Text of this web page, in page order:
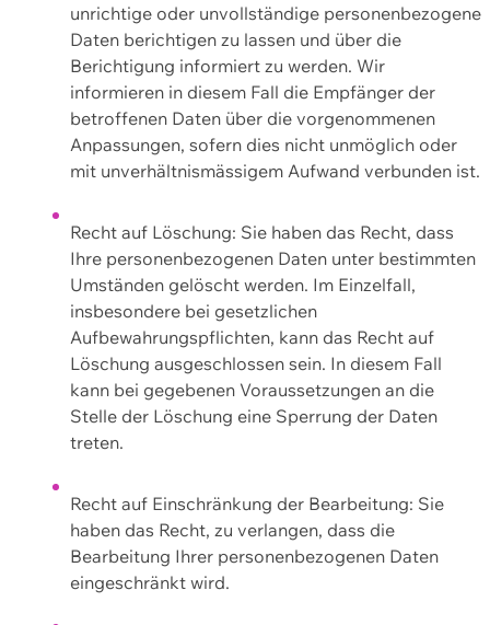
unrichtige oder unvollständige personenbezogene
Daten berichtigen zu lassen und über die
Berichtigung informiert zu werden. Wir
informieren in diesem Fall die Empfänger der
betroffenen Daten über die vorgenommenen
Anpassungen, sofern dies nicht unmöglich oder
mit unverhältnismässigem Aufwand verbunden ist.
Recht auf Löschung: Sie haben das Recht, dass
Ihre personenbezogenen Daten unter bestimmten
Umständen gelöscht werden. Im Einzelfall,
insbesondere bei gesetzlichen
Aufbewahrungspflichten, kann das Recht auf
Löschung ausgeschlossen sein. In diesem Fall
kann bei gegebenen Voraussetzungen an die
Stelle der Löschung eine Sperrung der Daten
treten.
Recht auf Einschränkung der Bearbeitung: Sie
haben das Recht, zu verlangen, dass die
Bearbeitung Ihrer personenbezogenen Daten
eingeschränkt wird.